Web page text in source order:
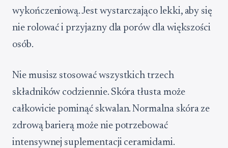
wykończeniową. Jest wystarczająco lekki, aby się
nie rolować i przyjazny dla porów dla większości
osób.
Nie musisz stosować wszystkich trzech
składników codziennie. Skóra tłusta może
całkowicie pominąć skwalan. Normalna skóra ze
zdrową barierą może nie potrzebować
intensywnej suplementacji ceramidami.